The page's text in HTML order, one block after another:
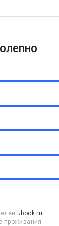
ubook.ru
проживания